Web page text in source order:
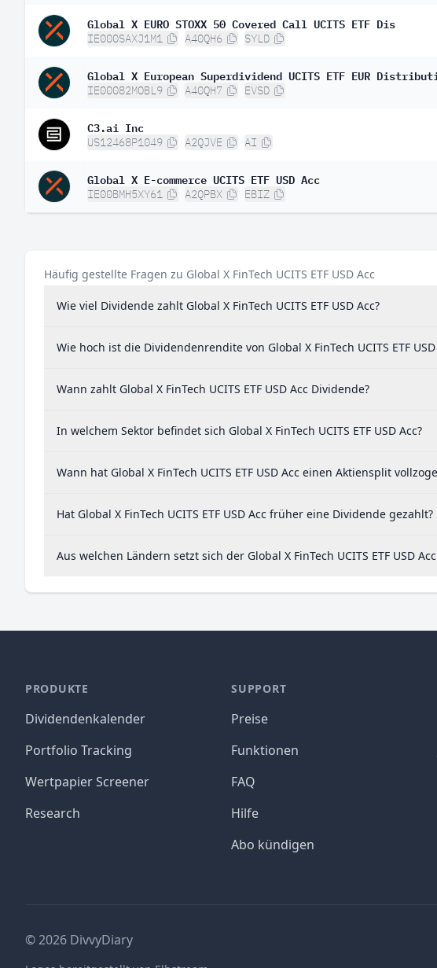
Global X EURO STOXX 50 Covered Call UCITS ETF Dis
IE000SAXJ1M1 A40QH6 SYLD
Global X European Superdividend UCITS ETF EUR
IE00082MOBL9 A40QH7 EVSD
C3.ai Inc
US12468P1049 A2QJVE AI
Global X E-commerce UCITS ETF USD Acc
IE00BMH5XY61 A2QPBX EBIZ
Häufig gestellte Fragen zu Global X FinTech UCITS ETF USD Acc
Wie viel Dividende zahlt Global X FinTech UCITS ETF USD Acc?
Wie hoch ist die Dividendenrendite von Global X FinTech UCITS ETF USD
Wann zahlt Global X FinTech UCITS ETF USD Acc Dividende?
In welchem Sektor befindet sich Global X FinTech UCITS ETF USD Acc?
Wann hat Global X FinTech UCITS ETF USD Acc einen Aktiensplit
Hat Global X FinTech UCITS ETF USD Acc früher eine Dividende gezahlt?
Aus welchen Ländern setzt sich der Global X FinTech UCITS ETF USD
PRODUKTE
Dividendenkalender
Portfolio Tracking
Wertpapier Screener
Research
SUPPORT
Preise
Funktionen
FAQ
Hilfe
Abo kündigen
©2026 DivvyDiary